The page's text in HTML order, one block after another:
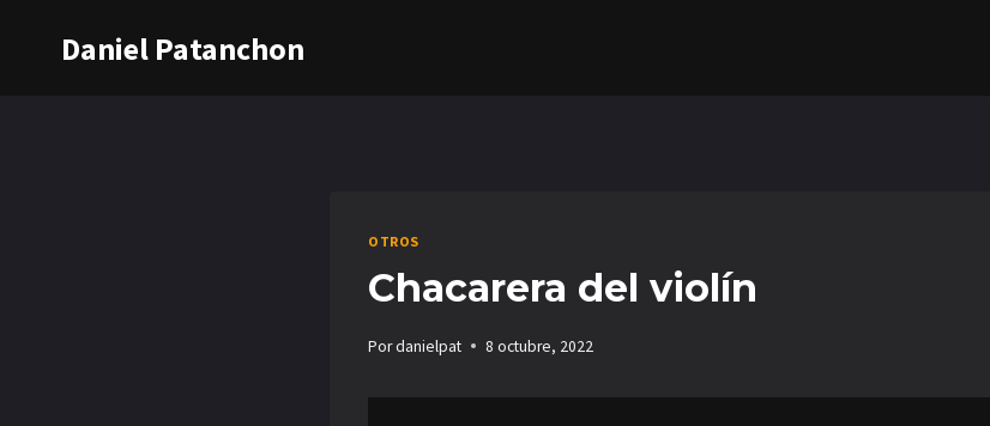
Daniel Patanchon
OTROS
Chacarera del violín
Pordanielpat 8 octubre, 2022